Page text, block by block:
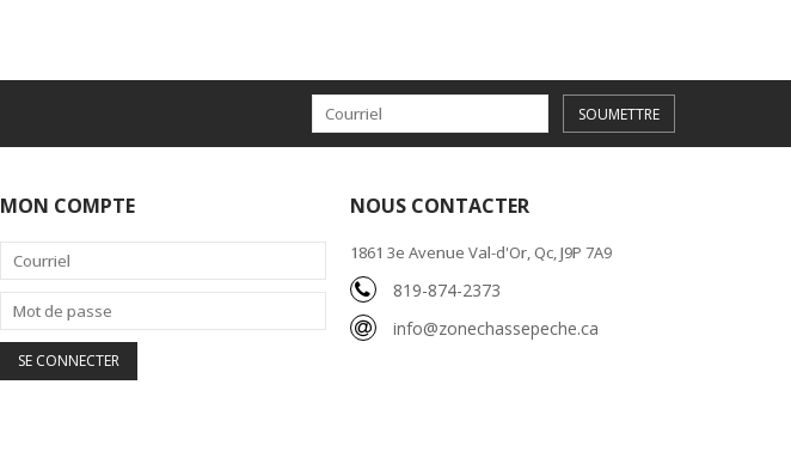
SOUMETTRE
MON COMPTE NOUS CONTACTER
1861 3e Avenue Val-d'Or, Qc, J9P 7A9
819-874-2373
info@zonechassepeche.ca